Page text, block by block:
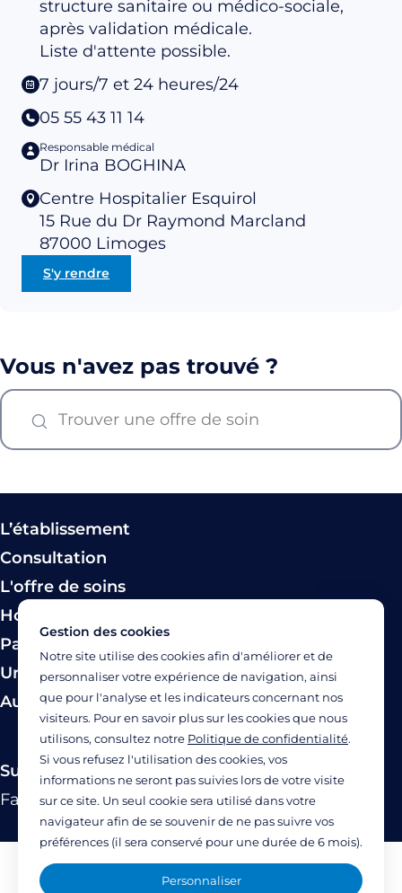
structure sanitaire ou médico-sociale,
après validation médicale.
Liste d'attente possible.
7 jours/7 et 24 heures/24
05 55 43 11 14
Responsable médical
Dr Irina BOGHINA
Centre Hospitalier Esquirol
15 Rue du Dr Raymond Marcland
87000 Limoges
S'y rendre
Vous n'avez pas trouvé ?
L’établissement
Consultation
L'offre de soins
Hospitalisation
Paiement
Urgence
Autres modes de prise en charge
Suivez-nous
FacebookTwitterLinkedinYouTubeInstagram
Mentions légales
Gestion des cookies
Notre site utilise des cookies afin d'améliorer et de
personnaliser votre expérience de navigation, ainsi
que pour l'analyse et les indicateurs concernant nos
visiteurs. Pour en savoir plus sur les cookies que nous
utilisons, consultez notre Politique de confidentialité.
Si vous refusez l'utilisation des cookies, vos
informations ne seront pas suivies lors de votre visite
sur ce site. Un seul cookie sera utilisé dans votre
navigateur afin de se souvenir de ne pas suivre vos
préférences (il sera conservé pour une durée de 6 mois).
Personnaliser